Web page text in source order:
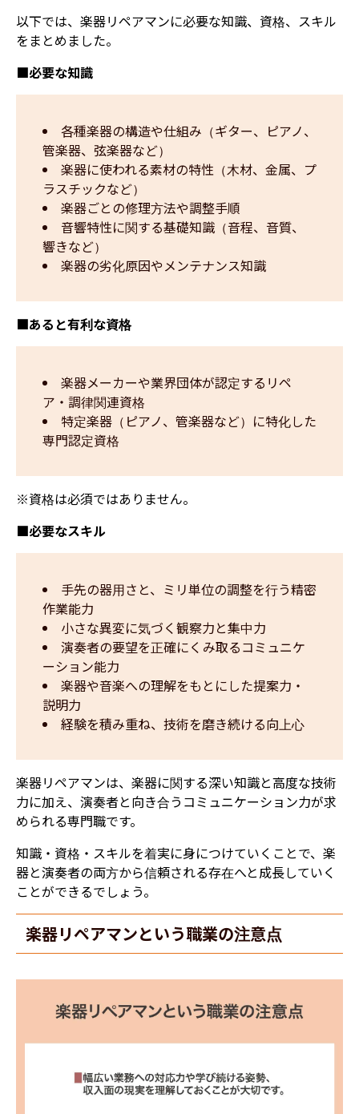
以下では、楽器リペアマンに必要な知識、資格、スキル
をまとめました。
■必要な知識
各種楽器の構造や仕組み（ギター、ピアノ、
管楽器、弦楽器など）
楽器に使われる素材の特性（木材、金属、プ
ラスチックなど）
楽器ごとの修理方法や調整手順
音響特性に関する基礎知識（音程、音質、
響きなど）
楽器の劣化原因やメンテナンス知識
■あると有利な資格
楽器メーカーや業界団体が認定するリペ
ア・調律関連資格
特定楽器（ピアノ、管楽器など）に特化した
専門認定資格
※資格は必須ではありません。
■必要なスキル
手先の器用さと、ミリ単位の調整を行う精密
作業能力
小さな異変に気づく観察力と集中力
演奏者の要望を正確にくみ取るコミュニケ
ーション能力
楽器や音楽への理解をもとにした提案力・
説明力
経験を積み重ね、技術を磨き続ける向上心
楽器リペアマンは、楽器に関する深い知識と高度な技術
力に加え、演奏者と向き合うコミュニケーション力が求
められる専門職です。
知識・資格・スキルを着実に身につけていくことで、楽
器と演奏者の両方から信頼される存在へと成長していく
ことができるでしょう。
楽器リペアマンという職業の注意点